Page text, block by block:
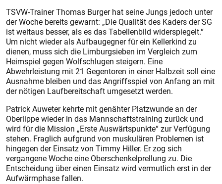
TSVW-Trainer Thomas Burger hat seine Jungs jedoch unter
der Woche bereits gewarnt: „Die Qualität des Kaders der SG
ist weitaus besser, als es das Tabellenbild widerspiegelt.“
Um nicht wieder als Aufbaugegner für ein Kellerkind zu
dienen, muss sich die Limburgsieben im Vergleich zum
Heimspiel gegen Wolfschlugen steigern. Eine
Abwehrleistung mit 21 Gegentoren in einer Halbzeit soll eine
Ausnahme bleiben und das Angriffsspiel von Anfang an mit
der nötigen Laufbereitschaft umgesetzt werden.
Patrick Auweter kehrte mit genähter Platzwunde an der
Oberlippe wieder in das Mannschaftstraining zurück und
wird für die Mission „Erste Auswärtspunkte“ zur Verfügung
stehen. Fraglich aufgrund von muskulären Problemen ist
hingegen der Einsatz von Timmy Hiller. Er zog sich
vergangene Woche eine Oberschenkelprellung zu. Die
Entscheidung über einen Einsatz wird vermutlich erst in der
Aufwärmphase fallen.